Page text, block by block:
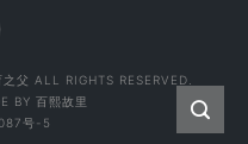
父 ALL RIGHTS RESERVED.
BY 百熙故里
号-5